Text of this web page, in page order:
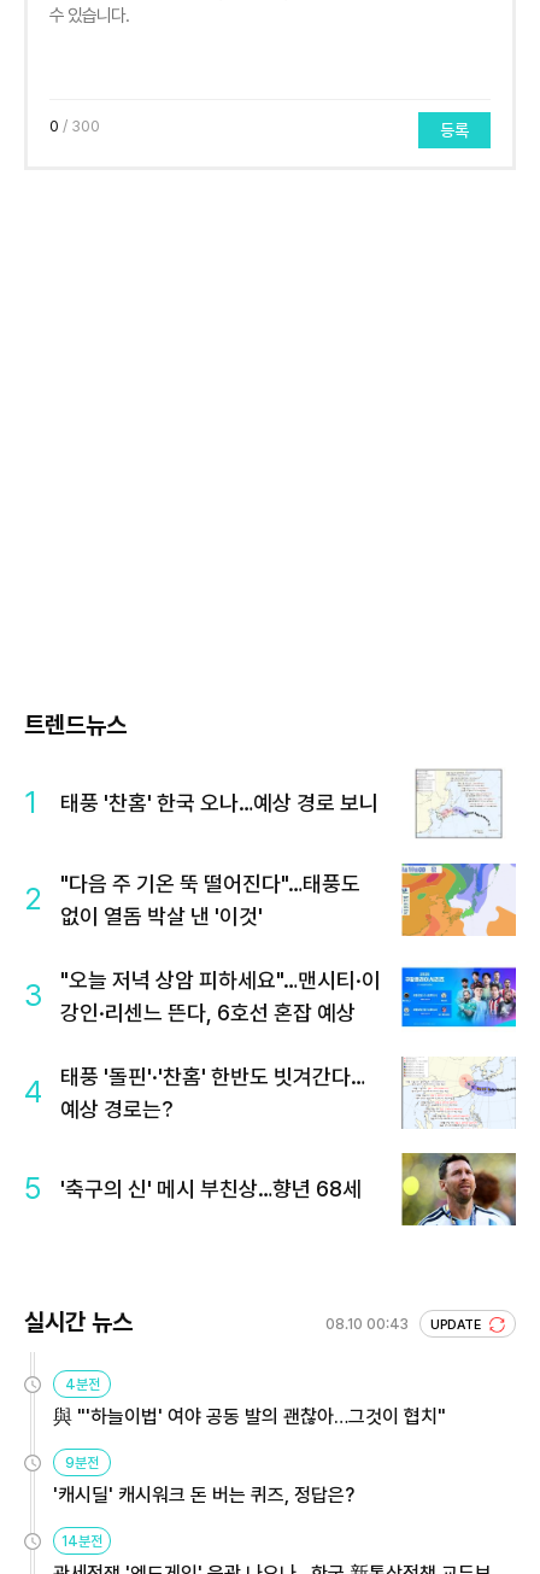
0 / 300 등록
트렌드뉴스
1 태풍 '찬홈' 한국 오나…예상 경로 보니
2
"다음 주 기온 뚝 떨어진다"…태풍도
없이 열돔 박살 낸 '이것'
3
"오늘 저녁 상암 피하세요"…맨시티·이
강인·리센느 뜬다, 6호선 혼잡 예상
4
태풍 '돌핀'·'찬홈' 한반도 빗겨간다…
예상 경로는?
5 '축구의 신' 메시 부친상…향년 68세
실시간 뉴스 08.10 00:43 UPDATE
4분전
與 "'하늘이법' 여야 공동 발의 괜찮아…그것이 협치"
9분전
'캐시딜' 캐시워크 돈 버는 퀴즈, 정답은?
14분전